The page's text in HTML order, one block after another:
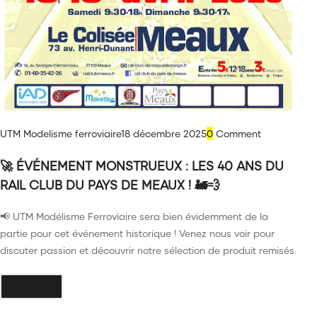
UTM Modelisme ferroviaire18 décembre 20250 Comment
🚀 ÉVÉNEMENT MONSTRUEUX : LES 40 ANS DU
RAIL CLUB DU PAYS DE MEAUX ! 🚂💨
📢 UTM Modélisme Ferroviaire sera bien évidemment de la
partie pour cet événement historique ! Venez nous voir pour
discuter passion et découvrir notre sélection de produit remisés.